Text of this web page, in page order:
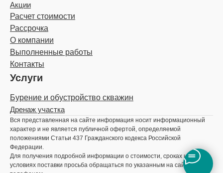
Акции
Расчет стоимости
Рассрочка
О компании
Выполненные работы
Контакты
Услуги
Бурение и обустройство скважин
Дренаж участка
Вся представленная на сайте информация носит информационный
характер и не является публичной офертой, определяемой
положениями Статьи 437 Гражданского кодекса Российской
Федерации.
Для получения подробной информации о стоимости, сроках и
условиях поставки просьба обращаться по указанным на сайте